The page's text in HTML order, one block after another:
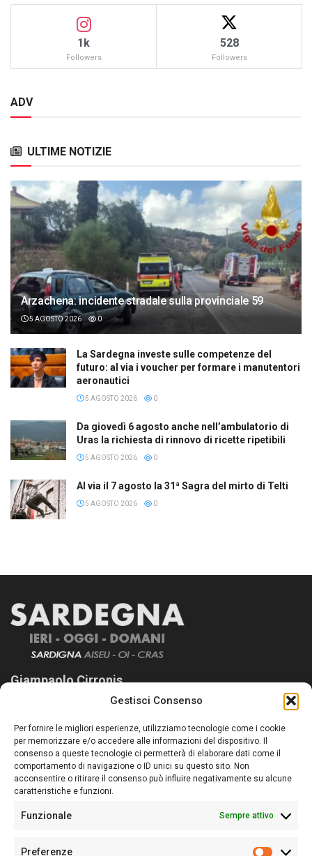
Gestisci Consenso
Per fornire le migliori esperienze, utilizziamo tecnologie come i cookie
per memorizzare e/o accedere alle informazioni del dispositivo. Il
consenso a queste tecnologie ci permetterà di elaborare dati come il
comportamento di navigazione o ID unici su questo sito. Non
acconsentire o ritirare il consenso può influire negativamente su alcune
caratteristiche e funzioni.
Funzionale Sempre attivo
Preferenze
1k
Followers
528
Followers
ADV
ULTIME NOTIZIE
Arzachena: incidente stradale sulla provinciale 59
5 AGOSTO 2026 0
La Sardegna investe sulle competenze del
futuro: al via i voucher per formare i manutentori
aeronautici
5 AGOSTO 2026 0
Da giovedì 6 agosto anche nell’ambulatorio di
Uras la richiesta di rinnovo di ricette ripetibili
5 AGOSTO 2026 0
Al via il 7 agosto la 31ª Sagra del mirto di Telti
5 AGOSTO 2026 0
Giampaolo Cirronis
Sardegna Ieri-Oggi-Domani nasce per informare “liberamente” i
lettori su quanto accade in Sardegna, con un occhio rivolto al
nostro passato e, soprattutto, al nostro futuro
Follow Us
Sede:Via Cristoforo Colombo 09013 Carbonia